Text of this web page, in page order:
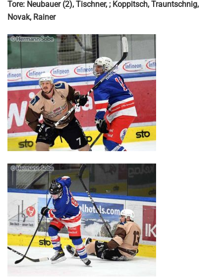
Tore: Neubauer (2), Tischner, ; Koppitsch, Trauntschnig,
Novak, Rainer